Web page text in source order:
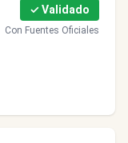
✓ Validado
Con Fuentes Oficiales